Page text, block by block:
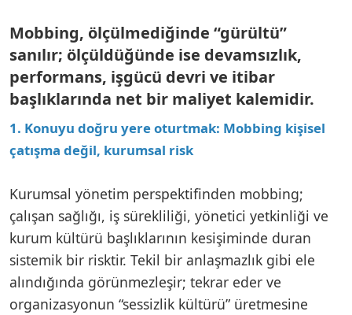
Mobbing, ölçülmediğinde “gürültü”
sanılır; ölçüldüğünde ise devamsızlık,
performans, işgücü devri ve itibar
başlıklarında net bir maliyet kalemidir.
1. Konuyu doğru yere oturtmak: Mobbing kişisel
çatışma değil, kurumsal risk
Kurumsal yönetim perspektifinden mobbing;
çalışan sağlığı, iş sürekliliği, yönetici yetkinliği ve
kurum kültürü başlıklarının kesişiminde duran
sistemik bir risktir. Tekil bir anlaşmazlık gibi ele
alındığında görünmezleşir; tekrar eder ve
organizasyonun “sessizlik kültürü” üretmesine